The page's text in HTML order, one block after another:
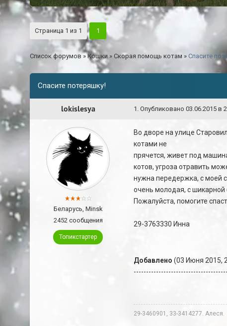
Страница 1 из 1 1
Список форумов » Кошки » Скорая помощь котам » Спасите
Спасите потеряшку!
lokislesya 1 . Опубликовано 03.06.2015 в
Беларусь, Minsk
2452 сообщения
Топикстартер
Во дворе на улице
котами не
прячется, живет под
котов, угроза отравить
нужна передержка, с моей
очень молодая, с шикарной
Пожалуйста, помогите
29-3763330 Инна
Добавлено (03 Июня 2015,
29-3460901, 33-3414277. Алеся.